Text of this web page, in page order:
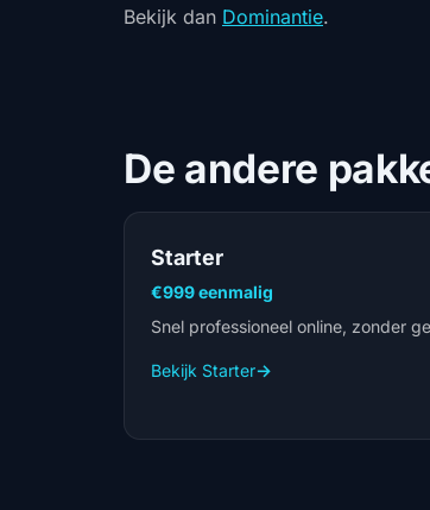
Bekijk dan Dominantie.
De andere
Starter
€999 eenmalig
Snel professioneel online, zonder
Bekijk Starter→